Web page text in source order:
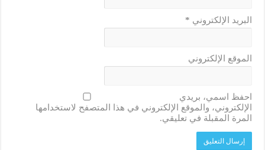
البريد الإلكتروني *
الموقع الإلكتروني
احفظ اسمي، بريدي
الإلكتروني، والموقع الإلكتروني في هذا المتصفح لاستخدامها
المرة المقبلة في تعليقي.